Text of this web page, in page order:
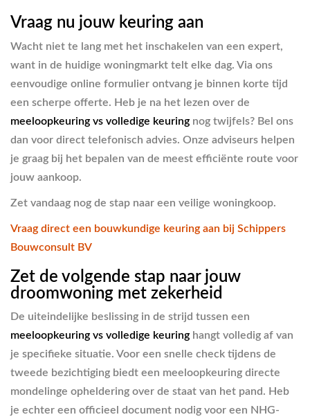
Vraag nu jouw keuring aan
Wacht niet te lang met het inschakelen van een expert,
want in de huidige woningmarkt telt elke dag. Via ons
eenvoudige online formulier ontvang je binnen korte tijd
een scherpe offerte. Heb je na het lezen over de
meeloopkeuring vs volledige keuring nog twijfels? Bel ons
dan voor direct telefonisch advies. Onze adviseurs helpen
je graag bij het bepalen van de meest efficiënte route voor
jouw aankoop.
Zet vandaag nog de stap naar een veilige woningkoop.
Vraag direct een bouwkundige keuring aan bij Schippers
Bouwconsult BV
Zet de volgende stap naar jouw
droomwoning met zekerheid
De uiteindelijke beslissing in de strijd tussen een
meeloopkeuring vs volledige keuring hangt volledig af van
je specifieke situatie. Voor een snelle check tijdens de
tweede bezichtiging biedt een meeloopkeuring directe
mondelinge opheldering over de staat van het pand. Heb
je echter een officieel document nodig voor een NHG-